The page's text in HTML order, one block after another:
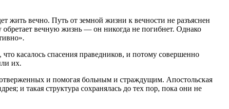
жить вечно. Путь от земной жизни к вечности не разъяснен
обретает вечную жизнь — он никогда не погибнет. Однако
касалось спасения праведников, и потому совершенно
их.
и помогая больным и страждущим. Апостольская
и такая структура сохранялась до тех пор, пока они не